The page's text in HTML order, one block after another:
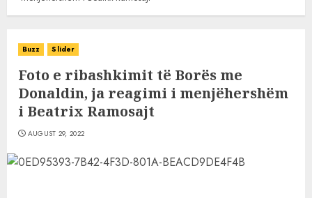
Buzz Slider
Foto e ribashkimit të Borës me
Donaldin, ja reagimi i menjëhershëm
i Beatrix Ramosajt
AUGUST 29, 2022